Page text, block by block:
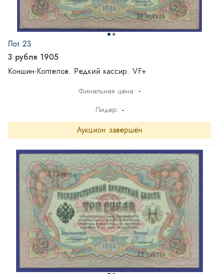
Лот 23
3 рубля 1905
Коншин-Коптелов. Редкий кассир. VF+
Финальная цена: -
Лидер: -
Аукцион завершён